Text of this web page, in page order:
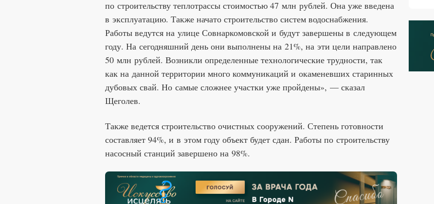
по строительству теплотрассы стоимостью 47 млн рублей. Она уже введена
в эксплуатацию. Также начато строительство систем водоснабжения.
Работы ведутся на улице Совнаркомовской и будут завершены в следующем
году. На сегодняшний день они выполнены на 21%, на эти цели направлено
50 млн рублей. Возникли определенные технологические трудности, так
как на данной территории много коммуникаций и окаменевших старинных
дубовых свай. Но самые сложнее участки уже пройдены», — сказал
Щеголев.
Также ведется строительство очистных сооружений. Степень готовности
составляет 94%, и в этом году объект будет сдан. Работы по строительству
насосный станций завершено на 98%.